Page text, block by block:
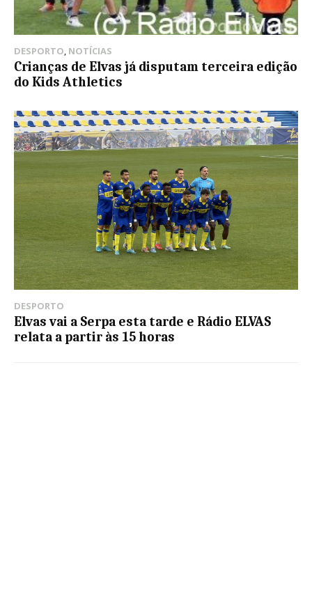
DESPORTO, NOTÍCIAS
Crianças de Elvas já disputam terceira edição
do Kids Athletics
DESPORTO
Elvas vai a Serpa esta tarde e Rádio ELVAS
relata a partir às 15 horas